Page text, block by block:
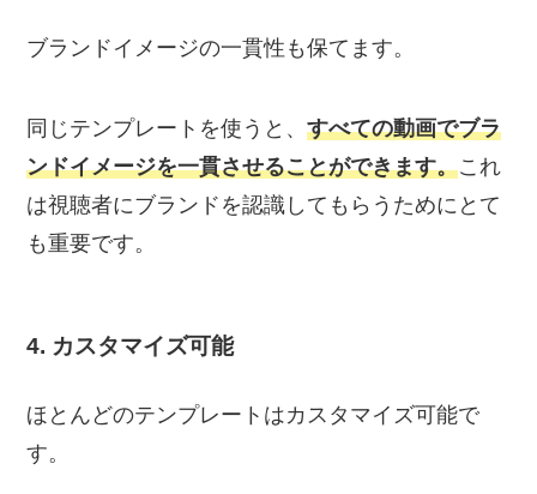
ブランドイメージの一貫性も保てます。
同じテンプレートを使うと、すべての動画でブラ
ンドイメージを一貫させることができます。これ
は視聴者にブランドを認識してもらうためにとて
も重要です。
4. カスタマイズ可能
ほとんどのテンプレートはカスタマイズ可能で
す。